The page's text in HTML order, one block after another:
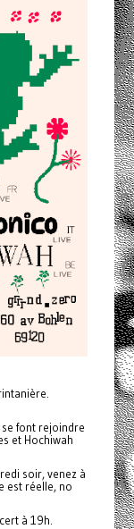
font rejoindre
et Hochiwah
soir, venez à
est réelle, no
à 19h.